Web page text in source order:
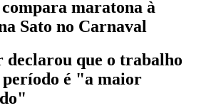
maratona à
Sato no Carnaval
que o trabalho
período é "a maior